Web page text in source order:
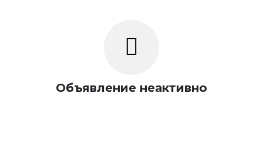
Объявление неактивно